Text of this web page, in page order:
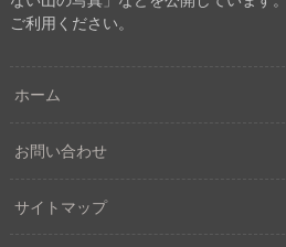
ご利用ください。
ホーム
お問い合わせ
サイトマップ